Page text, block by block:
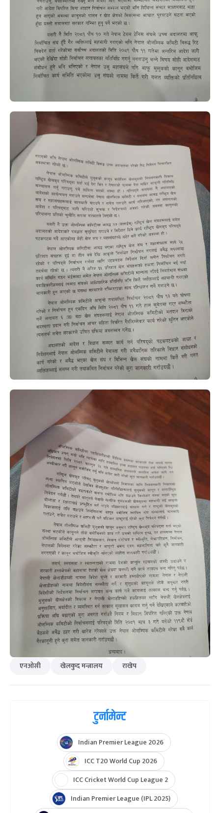
एनओसी खेलकुद मन्त्रालय राखेप
टुर्नामेन्ट
Indian Premier League 2026
ICC T20 World Cup 2026
ICC Cricket World Cup League 2
Indian Premier League (IPL 2025)